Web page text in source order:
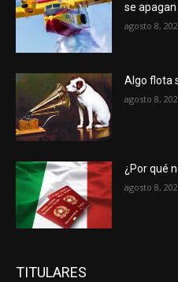
se
agosto 8,
Algo flota
agosto 8,
¿Por qué
agosto 8,
TITULARES